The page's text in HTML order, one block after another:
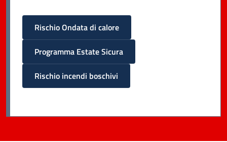
Rischio Ondata di calore
Programma Estate Sicura
Rischio incendi boschivi